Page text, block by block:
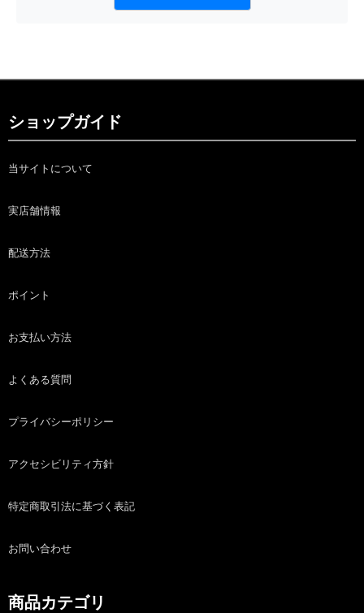
ショップガイド
当サイトについて
実店舗情報
配送方法
ポイント
お支払い方法
よくある質問
プライバシーポリシー
アクセシビリティ方針
特定商取引法に基づく表記
お問い合わせ
商品カテゴリ